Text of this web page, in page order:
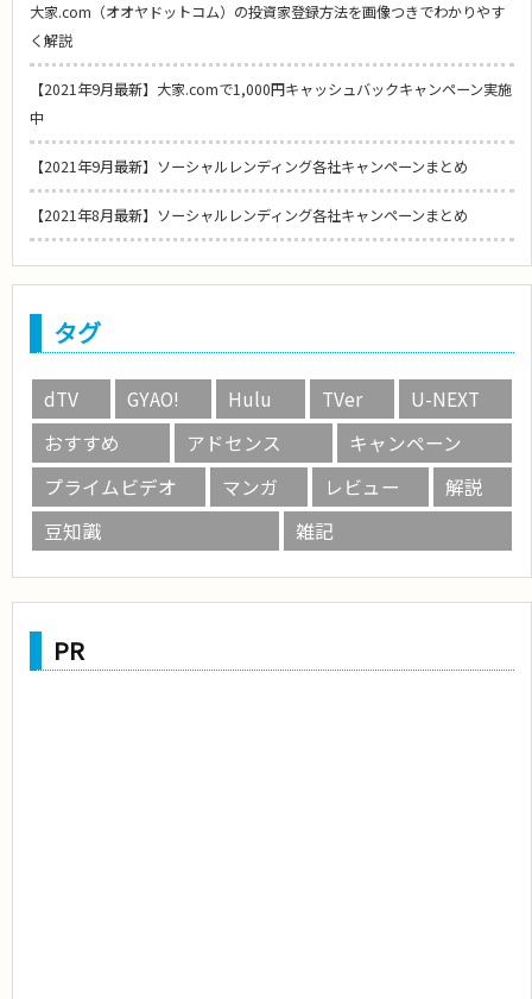
大家.com（オオヤドットコム）の投資家登録方法を画像つきでわかりやす
く解説
【2021年9月最新】大家.comで1,000円キャッシュバックキャンペーン実施
中
【2021年9月最新】ソーシャルレンディング各社キャンペーンまとめ
【2021年8月最新】ソーシャルレンディング各社キャンペーンまとめ
タグ
dTV GYAO! Hulu TVer
U-NEXT
おすすめ
アドセンス
キャンペーン
プライムビデオ
マンガ レビュー
解説
豆知識
雑記
PR